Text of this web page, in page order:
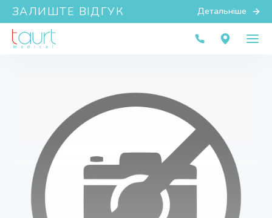
ЗАЛИШТЕ ВІДГУК Детальніше